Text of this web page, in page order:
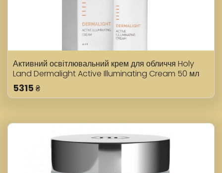
Активний освітлювальний крем для обличчя Holy
Land Dermalight Active Illuminating Cream 50 мл
5315 ₴